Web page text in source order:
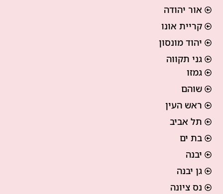
אור יהודה
קריית אונו
יהוד מונסון
גני תקווה
גמזו
שוהם
ראש העין
תל אביב
בת ים
יבנה
גן יבנה
נס ציונה